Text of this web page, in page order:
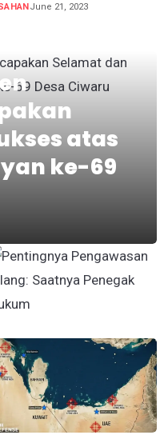
June 21, 2023
atas
ke-69